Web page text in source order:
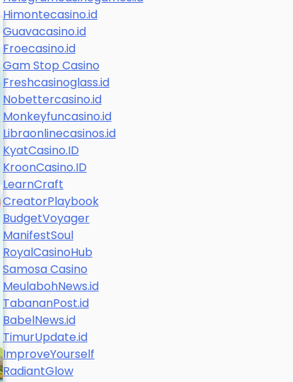
Himontecasino.id
Guavacasino.id
Froecasino.id
Gam Stop Casino
Freshcasinoglass.id
Nobettercasino.id
Monkeyfuncasino.id
Libraonlinecasinos.id
KyatCasino.ID
KroonCasino.ID
LearnCraft
CreatorPlaybook
BudgetVoyager
ManifestSoul
RoyalCasinoHub
Samosa Casino
MeulabohNews.id
TabananPost.id
BabelNews.id
TimurUpdate.id
ImproveYourself
RadiantGlow